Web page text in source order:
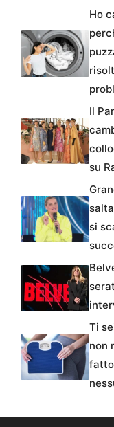
Ho
Il
su
si
Ti
non